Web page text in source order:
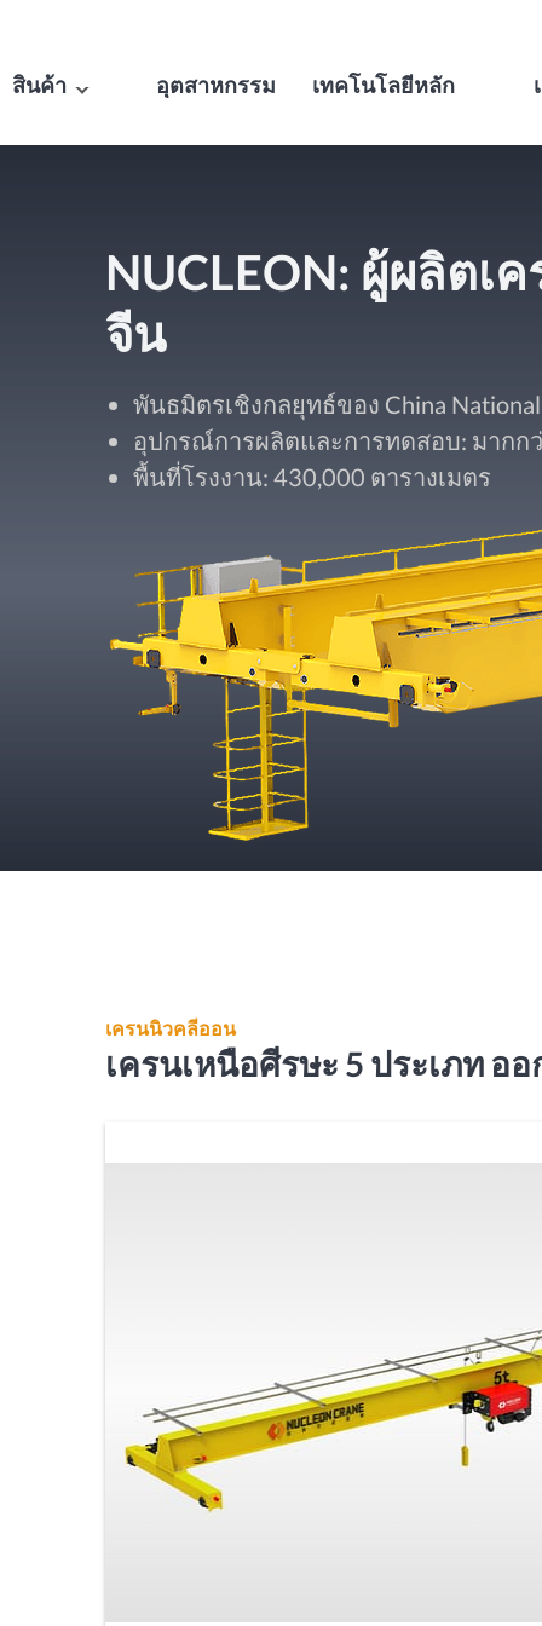
สินค้า อุตสาหกรรม เทคโนโลยีหลัก
NUCLEON: ผู้ผลิตเ
จีน
พันธมิตรเชิงกลยุทธ์ของ China
อุปกรณ์การผลิตและการทดสอบ: มากก
พื้นที่โรงงาน: 430,000 ตารางเมตร
เครนนิวคลีออน
เครนเหนือศีรษะ 5 ประเภท